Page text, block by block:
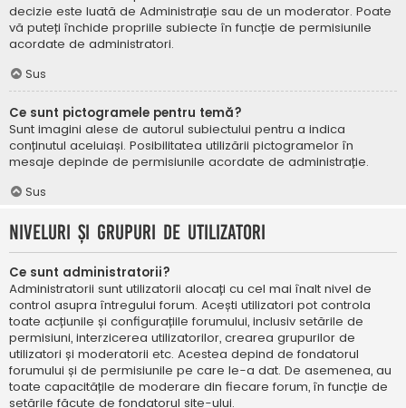
decizie este luată de Administrație sau de un moderator. Poate
vă puteți închide propriile subiecte în funcție de permisiunile
acordate de administratori.
Sus
Ce sunt pictogramele pentru temă?
Sunt imagini alese de autorul subiectului pentru a indica
conținutul aceluiași. Posibilitatea utilizării pictogramelor în
mesaje depinde de permisiunile acordate de administrație.
Sus
Niveluri și grupuri de utilizatori
Ce sunt administratorii?
Administratorii sunt utilizatorii alocați cu cel mai înalt nivel de
control asupra întregului forum. Acești utilizatori pot controla
toate acțiunile și configurațiile forumului, inclusiv setările de
permisiuni, interzicerea utilizatorilor, crearea grupurilor de
utilizatori și moderatorii etc. Acestea depind de fondatorul
forumului și de permisiunile pe care le-a dat. De asemenea, au
toate capacitățile de moderare din fiecare forum, în funcție de
setările făcute de fondatorul site-ului.